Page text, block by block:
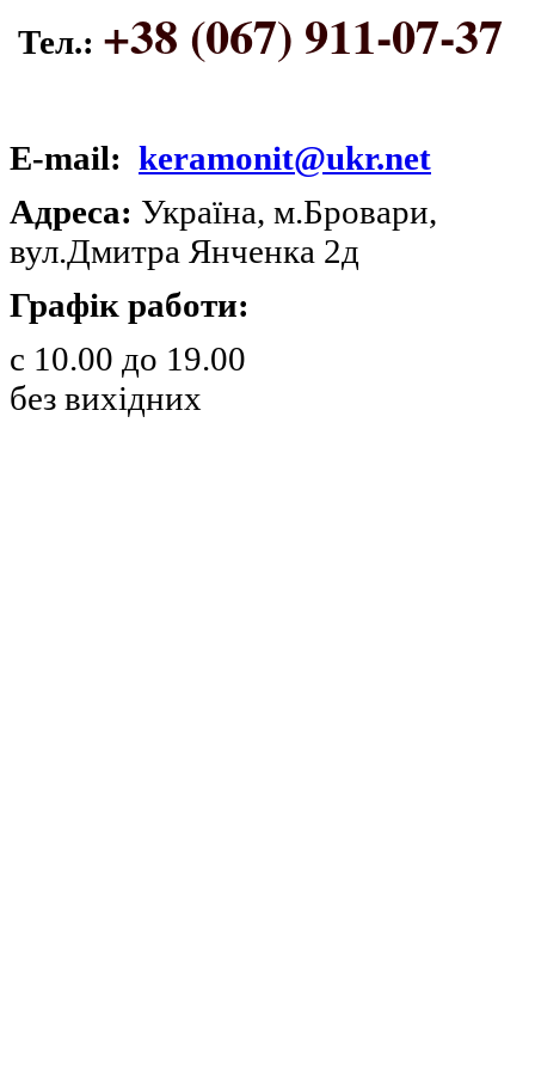
Тел.: +38 (067) 911-07-37
E-mail: keramonit@ukr.net
Адреса: Україна, м.Бровари,
вул.Дмитра Янченка 2д
Графік работи:
с 10.00 до 19.00
без вихідних